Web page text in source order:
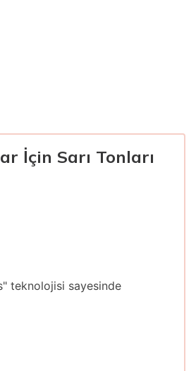
İçin Sarı Tonları
teknolojisi sayesinde